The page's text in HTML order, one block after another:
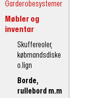
Garderobesystemer
Møbler og
inventar
Skuffereoler,
købmandsdiske
o.lign
Borde,
rullebord m.m